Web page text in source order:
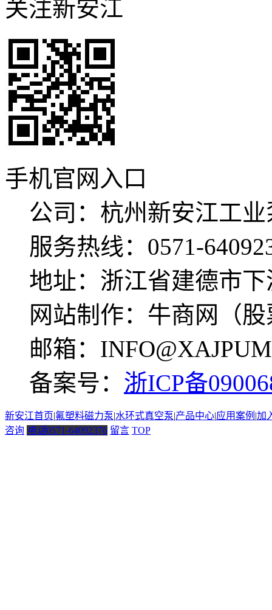
关注新安江
手机官网入口
公司：杭州新安江工
服务热线：0571-
地址：浙江省建德市
网站制作：牛商网（
邮箱：
备案号： 浙ICP备
新安江首页|氟塑料磁力泵|水环式真空泵|产品中心|应用案例 |加
咨询 电话0571-64092376 留言 TOP